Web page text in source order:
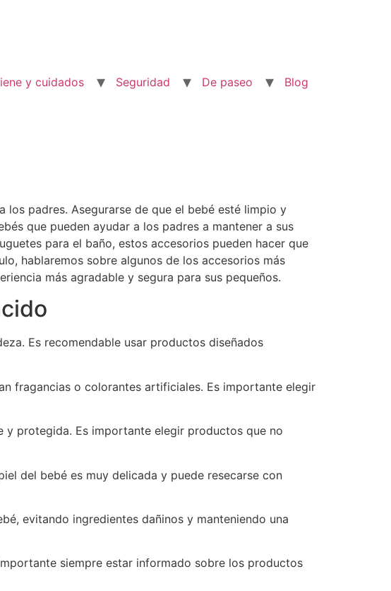
y cuidados Seguridad De paseo Blog
los padres. Asegurarse de que el bebé esté limpio y
que pueden ayudar a los padres a mantener a sus
para el baño, estos accesorios pueden hacer que
hablaremos sobre algunos de los accesorios más
más agradable y segura para sus pequeños.
Es recomendable usar productos diseñados
fragancias o colorantes artificiales. Es importante elegir
y protegida. Es importante elegir productos que no
del bebé es muy delicada y puede resecarse con
evitando ingredientes dañinos y manteniendo una
siempre estar informado sobre los productos